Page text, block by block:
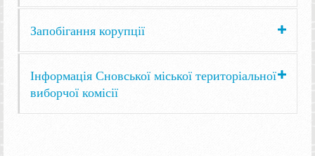
Запобігання корупції
Інформація Сновської міської територіальної
виборчої комісії